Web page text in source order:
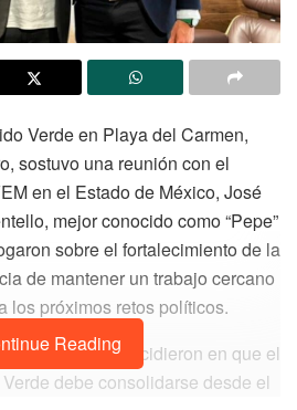
Verde en Playa del Carmen,
sostuvo una reunión con el
en el Estado de México, José
mejor conocido como “Pepe”
sobre el fortalecimiento de la
de mantener un trabajo cercano
los próximos retos políticos.
líderes coincidieron en que el
debe consolidarse desde el
Reading